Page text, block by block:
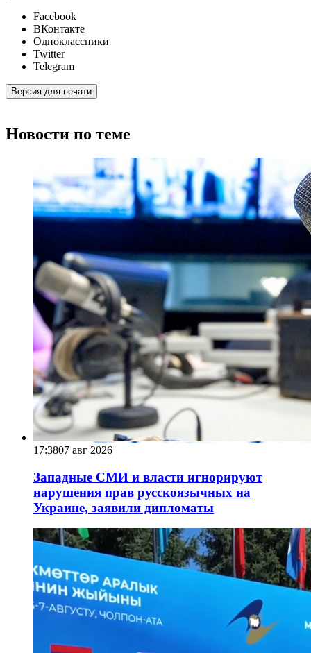
Facebook
ВКонтакте
Одноклассники
Twitter
Telegram
Версия для печати
Новости по теме
17:3807 авг 2026
Западные СМИ и власти игнорируют
нарушения прав русскоязычных на
Украине, заявили дипломаты